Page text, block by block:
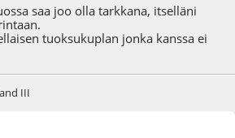
saa joo olla tarkkana, itselläni
tuoksukuplan jonka kanssa ei
III